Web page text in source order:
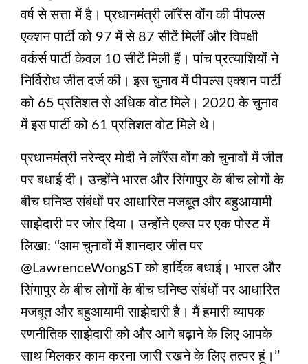
वर्ष से सत्ता में है। प्रधानमंत्री लॉरेंस वोंग की पीपल्स
एक्शन पार्टी को 97 में से 87 सीटें मिलीं और विपक्षी
वर्कर्स पार्टी केवल 10 सीटें मिली हैं। पांच प्रत्याशियों ने
निर्विरोध जीत दर्ज की। इस चुनाव में पीपल्स एक्शन पार्टी
को 65 प्रतिशत से अधिक वोट मिले। 2020 के चुनाव
में इस पार्टी को 61 प्रतिशत वोट मिले थे।
प्रधानमंत्री नरेन्द्र मोदी ने लॉरेंस वोंग को चुनावों में जीत
पर बधाई दी। उन्होंने भारत और सिंगापुर के बीच लोगों के
बीच घनिष्ठ संबंधों पर आधारित मजबूत और बहुआयामी
साझेदारी पर जोर दिया। उन्होंने एक्स पर एक पोस्ट में
लिखा: ‘‘आम चुनावों में शानदार जीत पर
@LawrenceWongST को हार्दिक बधाई। भारत और
सिंगापुर के बीच लोगों के बीच घनिष्ठ संबंधों पर आधारित
मजबूत और बहुआयामी साझेदारी है। मैं हमारी व्यापक
रणनीतिक साझेदारी को और आगे बढ़ाने के लिए आपके
साथ मिलकर काम करना जारी रखने के लिए तत्पर हूं।’’